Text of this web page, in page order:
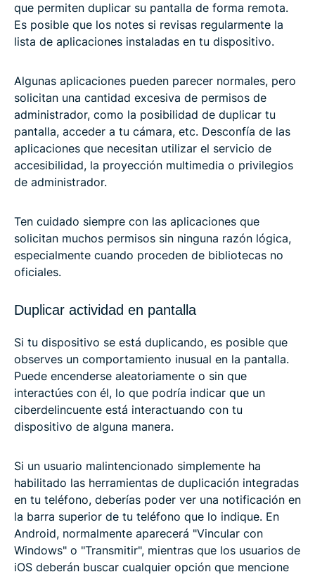
que permiten duplicar su pantalla de forma remota.
Es posible que los notes si revisas regularmente la
lista de aplicaciones instaladas en tu dispositivo.
Algunas aplicaciones pueden parecer normales, pero
solicitan una cantidad excesiva de permisos de
administrador, como la posibilidad de duplicar tu
pantalla, acceder a tu cámara, etc. Desconfía de las
aplicaciones que necesitan utilizar el servicio de
accesibilidad, la proyección multimedia o privilegios
de administrador.
Ten cuidado siempre con las aplicaciones que
solicitan muchos permisos sin ninguna razón lógica,
especialmente cuando proceden de bibliotecas no
oficiales.
Duplicar actividad en pantalla
Si tu dispositivo se está duplicando, es posible que
observes un comportamiento inusual en la pantalla.
Puede encenderse aleatoriamente o sin que
interactúes con él, lo que podría indicar que un
ciberdelincuente está interactuando con tu
dispositivo de alguna manera.
Si un usuario malintencionado simplemente ha
habilitado las herramientas de duplicación integradas
en tu teléfono, deberías poder ver una notificación en
la barra superior de tu teléfono que lo indique. En
Android, normalmente aparecerá "Vincular con
Windows" o "Transmitir", mientras que los usuarios de
iOS deberán buscar cualquier opción que mencione